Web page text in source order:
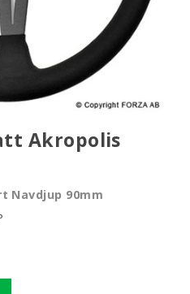
Akropolis
Navdjup 90mm